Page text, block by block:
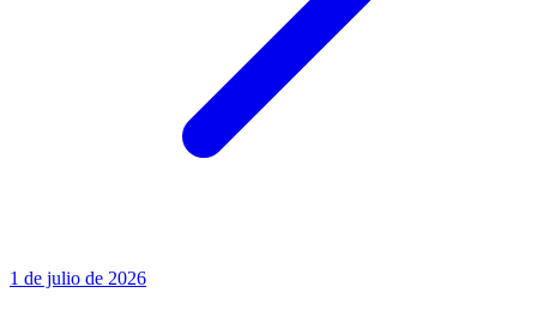
1 de julio de 2026